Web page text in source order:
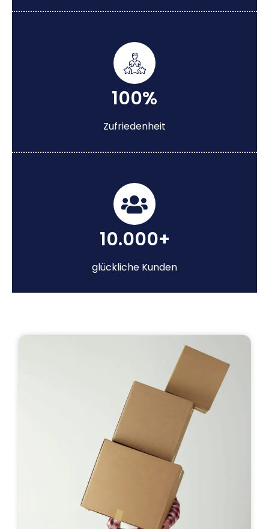
100%
Zufriedenheit
10.000+
glückliche Kunden